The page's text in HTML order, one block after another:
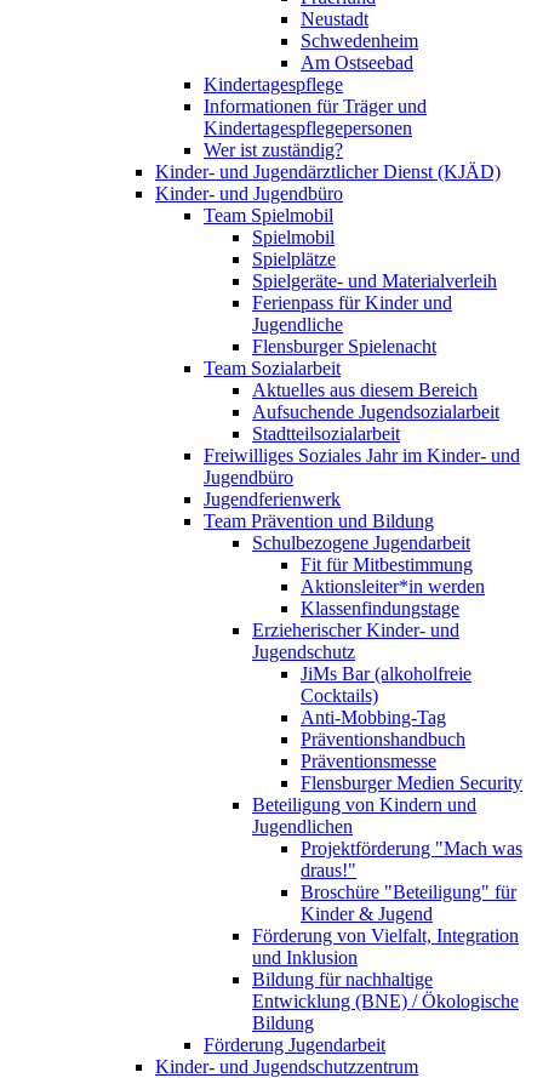
Neustadt
Schwedenheim
Am Ostseebad
Kindertagespflege
Informationen für Träger und
Kindertagespflegepersonen
Wer ist zuständig?
Kinder- und Jugendärztlicher Dienst (KJÄD)
Kinder- und Jugendbüro
Team Spielmobil
Spielmobil
Spielplätze
Spielgeräte- und Materialverleih
Ferienpass für Kinder und
Jugendliche
Flensburger Spielenacht
Team Sozialarbeit
Aktuelles aus diesem Bereich
Aufsuchende Jugendsozialarbeit
Stadtteilsozialarbeit
Freiwilliges Soziales Jahr im Kinder- und
Jugendbüro
Jugendferienwerk
Team Prävention und Bildung
Schulbezogene Jugendarbeit
Fit für Mitbestimmung
Aktionsleiter*in werden
Klassenfindungstage
Erzieherischer Kinder- und
Jugendschutz
JiMs Bar (alkoholfreie
Cocktails)
Anti-Mobbing-Tag
Präventionshandbuch
Präventionsmesse
Flensburger Medien Security
Beteiligung von Kindern und
Jugendlichen
Projektförderung "Mach was
draus!"
Broschüre "Beteiligung" für
Kinder & Jugend
Förderung von Vielfalt, Integration
und Inklusion
Bildung für nachhaltige
Entwicklung (BNE) / Ökologische
Bildung
Förderung Jugendarbeit
Kinder- und Jugendschutzzentrum